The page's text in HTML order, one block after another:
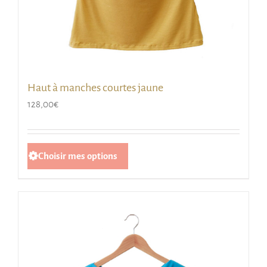
Haut à manches courtes jaune
128,00€
Choisir mes options
produit
variations.
Les
options